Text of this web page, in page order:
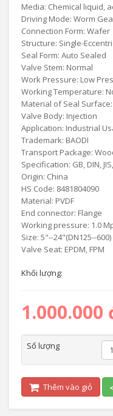
Media: Chemical liquid,
Driving Mode: Worm
Connection Form: Wafer
Structure: Single-
Seal Form: Auto Sealed
Valve Stem: Normal
Work Pressure: Low
Working Temperature:
Material of Seal
Valve Body: Injection
Application: Industrial
Trademark: BAODI
Transport Package:
Specification: GB, DIN,
Origin: China
HS Code: 8481804090
Material: PVDF
End connector: Flange
Working pressure: 1.0
Size: 5"--24"(DN125--600)
Valve Seat: EPDM, FPM
Khối lượng:
1.000.000
Số lượng
Thêm vào giỏ